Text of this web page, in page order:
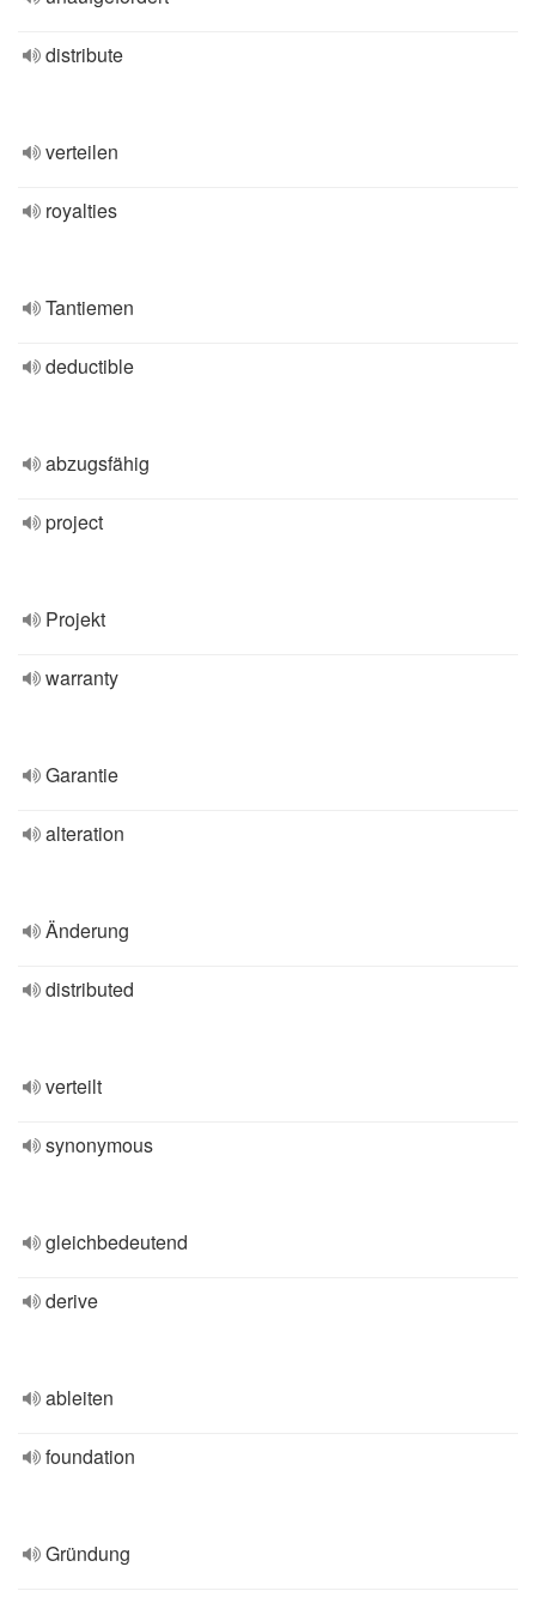
distribute
verteilen
royalties
Tantiemen
deductible
abzugsfähig
project
Projekt
warranty
Garantie
alteration
Änderung
distributed
verteilt
synonymous
gleichbedeutend
derive
ableiten
foundation
Gründung